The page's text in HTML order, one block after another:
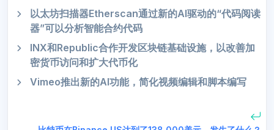
以太坊扫描器Etherscan通过新的AI驱动的“代码阅读
器”可以分析智能合约代码
INX和Republic合作开发区块链基础设施，以改善加
密货币访问和扩大代币化
Vimeo推出新的AI功能，简化视频编辑和脚本编写